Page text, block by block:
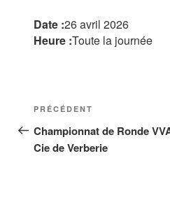
Date :26 avril 2026
Heure :Toute la journée
Navigation
de
l’article
Article
précédent
PRÉCÉDENT
Championnat de Ronde
Cie de Verberie